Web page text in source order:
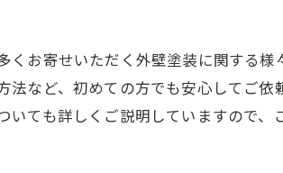
くお寄せいただく外壁塗装に関する
法など、初めての方でも安心してご
いても詳しくご説明していますので、